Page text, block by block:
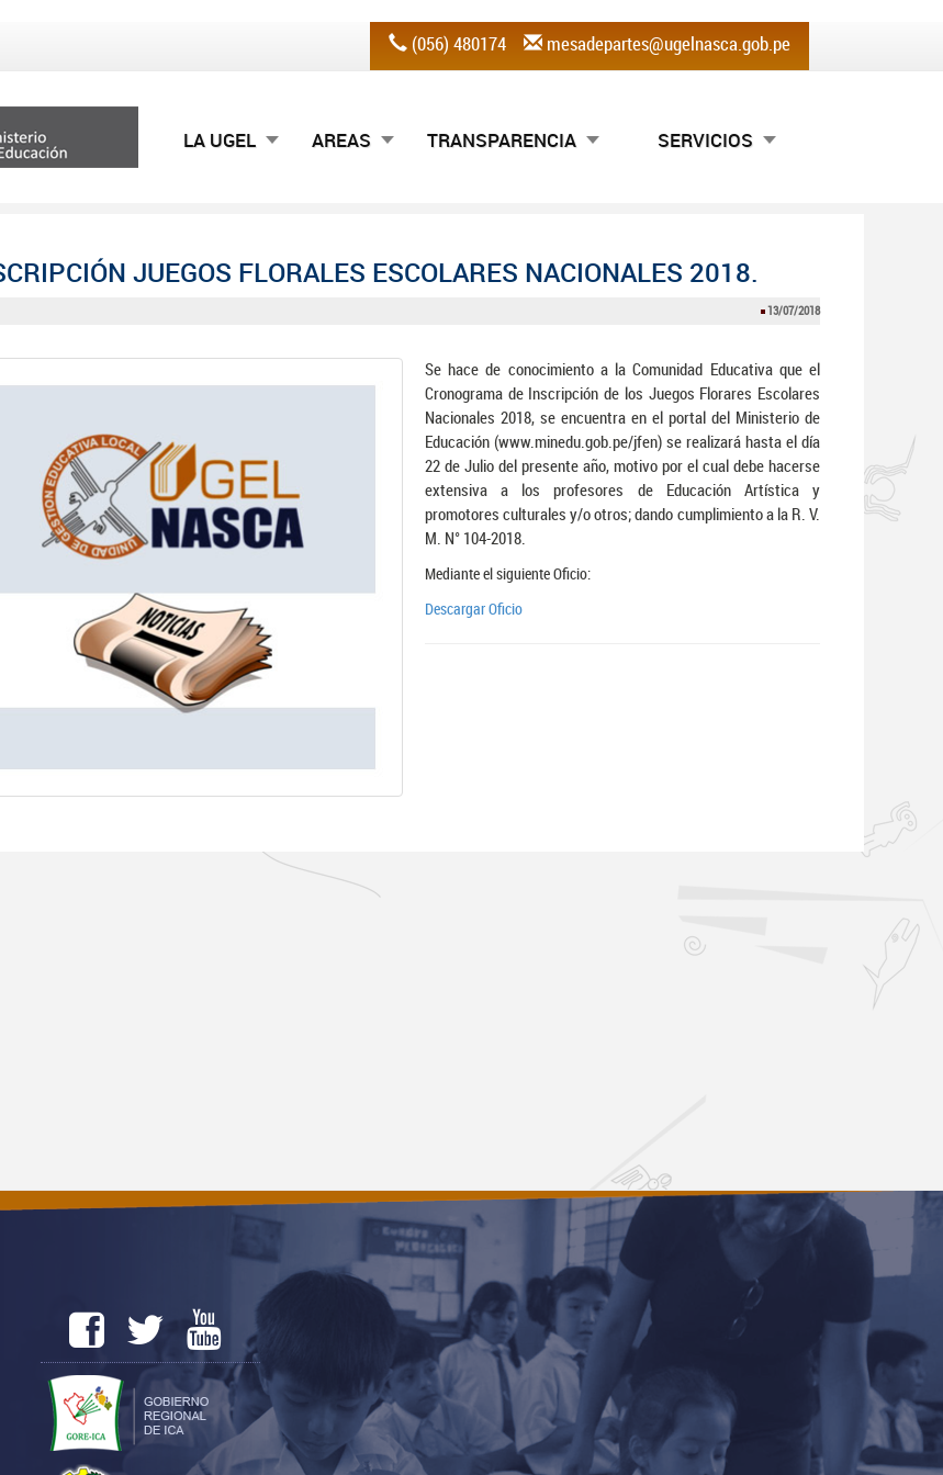
(056) 480174 mesadepartes@ugelnasca.gob.pe
LA UGEL AREAS TRANSPARENCIA SERVICIOS
JUEGOS FLORALES ESCOLARES NACIONALES 2018.
13/07/2018
Se hace de conocimiento a la Comunidad Educativa que el
Cronograma de Inscripción de los Juegos Florares Escolares
Nacionales 2018, se encuentra en el portal del Ministerio de
Educación (www.minedu.gob.pe/jfen) se realizará hasta el día
22 de Julio del presente año, motivo por el cual debe hacerse
extensiva a los profesores de Educación Artística y
promotores culturales y/o otros; dando cumplimiento a la R. V.
M. N° 104-2018.
Mediante el siguiente Oficio:
Descargar Oficio